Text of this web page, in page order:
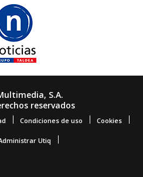
S.A.
reservados
Condiciones de uso Cookies
Utiq